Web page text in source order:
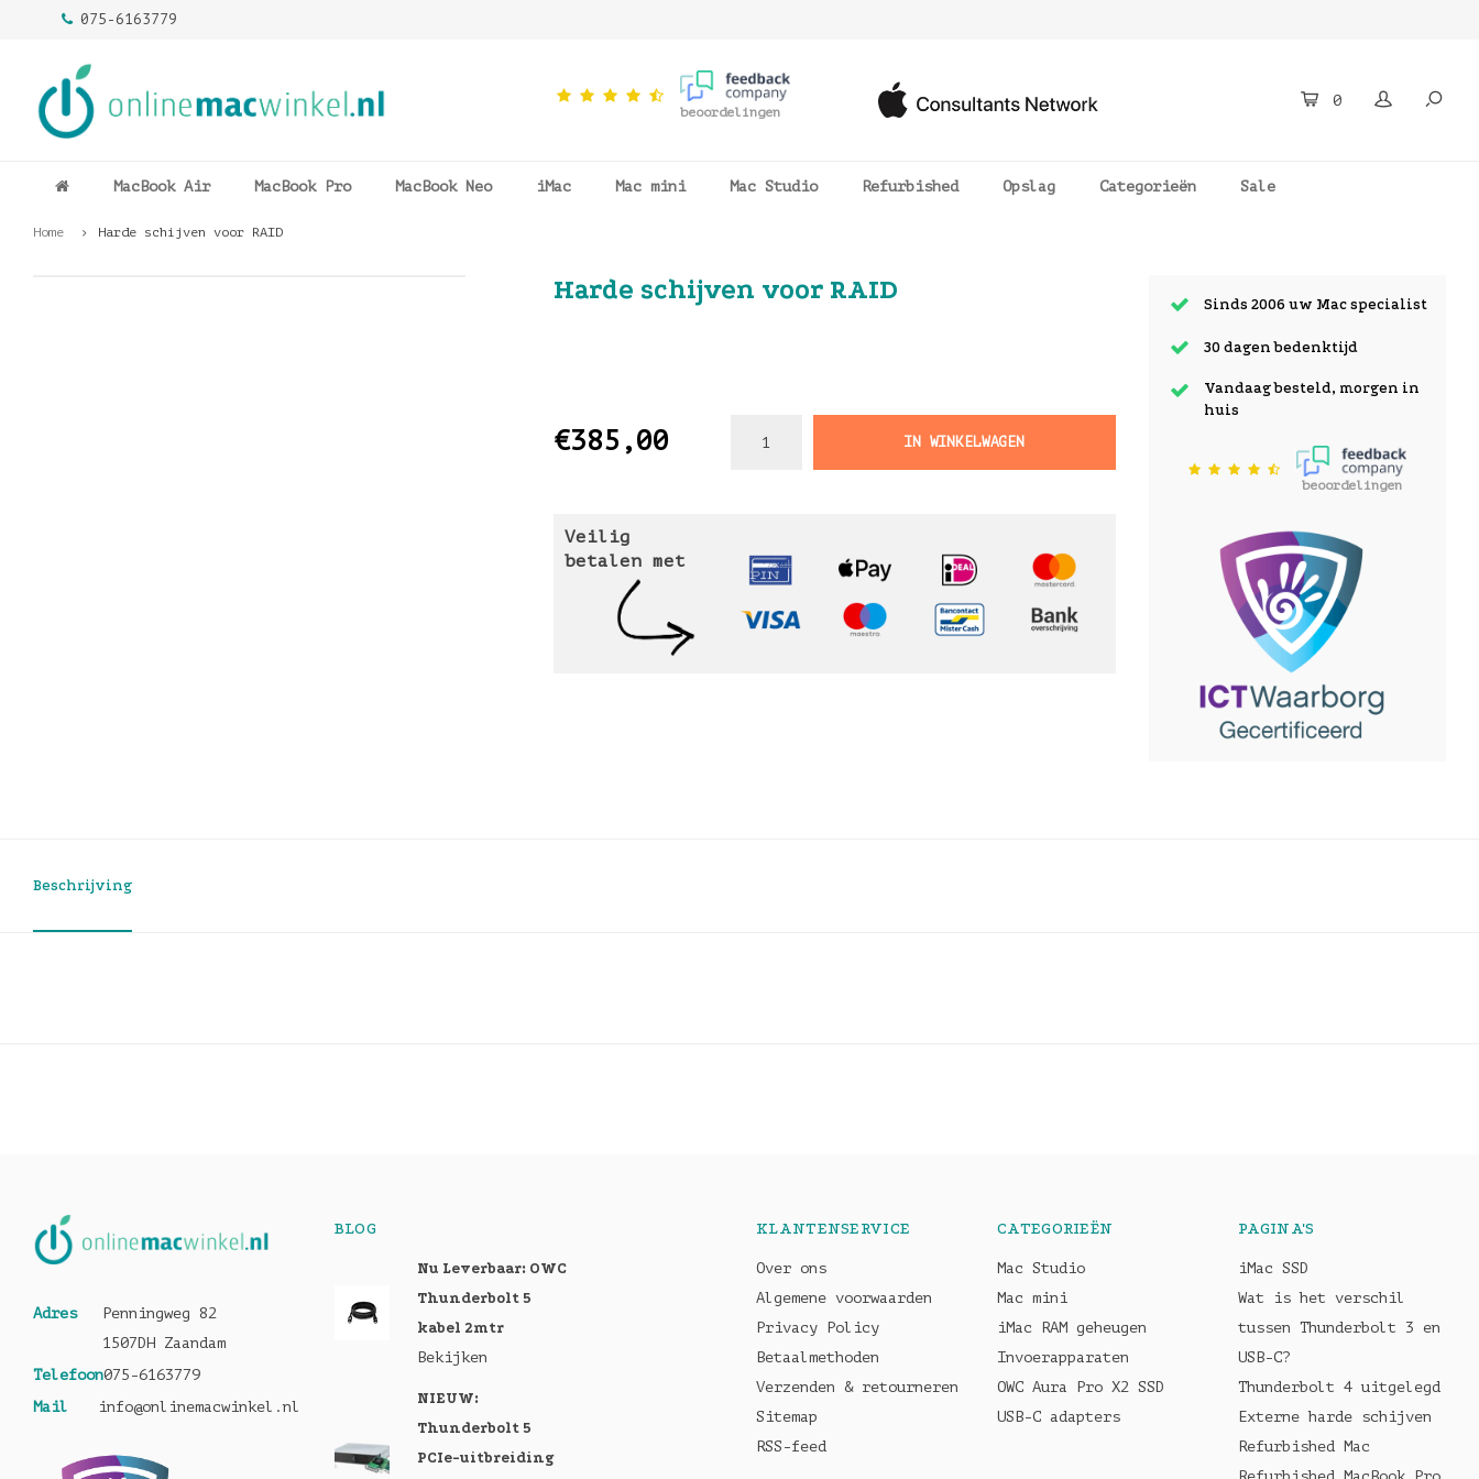
075-6163779
beoordelingen
0
MacBook Air MacBook Pro MacBook Neo iMac Mac mini Mac Studio Refurbished Opslag Categorieën Sale
Home Harde schijven voor RAID
Harde schijven voor RAID
€385,00 IN WINKELWAGEN
Veilig
betalen met
Sinds 2006 uw Mac specialist
30 dagen bedenktijd
Vandaag besteld, morgen in
huis
beoordelingen
Beschrijving
Adres
Penningweg 82
1507DH Zaandam
Telefoon075-6163779
Mail
info@onlinemacwinkel.nl
BLOG
Nu Leverbaar: OWC
Thunderbolt 5
kabel 2mtr
Bekijken
NIEUW:
Thunderbolt 5
PCIe-uitbreiding
KLANTENSERVICE
Over ons
Algemene voorwaarden
Privacy Policy
Betaalmethoden
Verzenden & retourneren
Sitemap
RSS-feed
CATEGORIEËN
Mac Studio
Mac mini
iMac RAM geheugen
Invoerapparaten
OWC Aura Pro X2 SSD
USB-C adapters
PAGINA'S
iMac SSD
Wat is het verschil
tussen Thunderbolt 3 en
USB-C?
Thunderbolt 4 uitgelegd
Externe harde schijven
Refurbished Mac